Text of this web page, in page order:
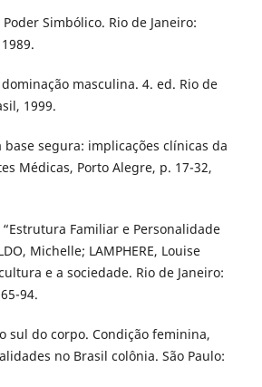
Poder Simbólico. Rio de Janeiro:
dominação masculina. 4. ed. Rio de
1999.
base segura: implicações clínicas da
Médicas, Porto Alegre, p. 17-32,
“Estrutura Familiar e Personalidade
Michelle; LAMPHERE, Louise
e a sociedade. Rio de Janeiro:
94.
sul do corpo. Condição feminina,
no Brasil colônia. São Paulo: